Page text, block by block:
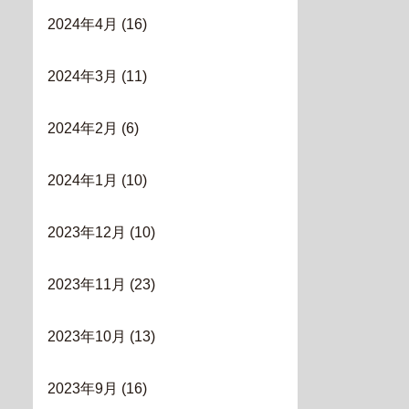
2024年4月 (16)
2024年3月 (11)
2024年2月 (6)
2024年1月 (10)
2023年12月 (10)
2023年11月 (23)
2023年10月 (13)
2023年9月 (16)